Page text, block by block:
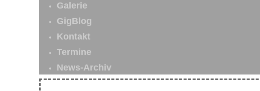
Galerie
GigBlog
Kontakt
Termine
News-Archiv